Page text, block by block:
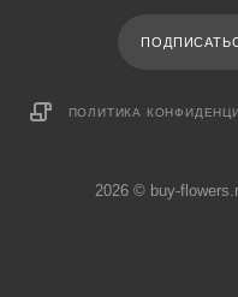
ПОЛИТИКА
2026 © buy-